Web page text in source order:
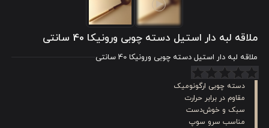
ملاقه لبه دار استیل دسته چوبی ورونیکا 40 سانتی
ملاقه لبه دار استیل دسته چوبی ورونیکا 40 سانتی
دسته چوبی ارگونومیک
مقاوم در برابر حرارت
سبک و خوش‌دست
مناسب سرو سوپ